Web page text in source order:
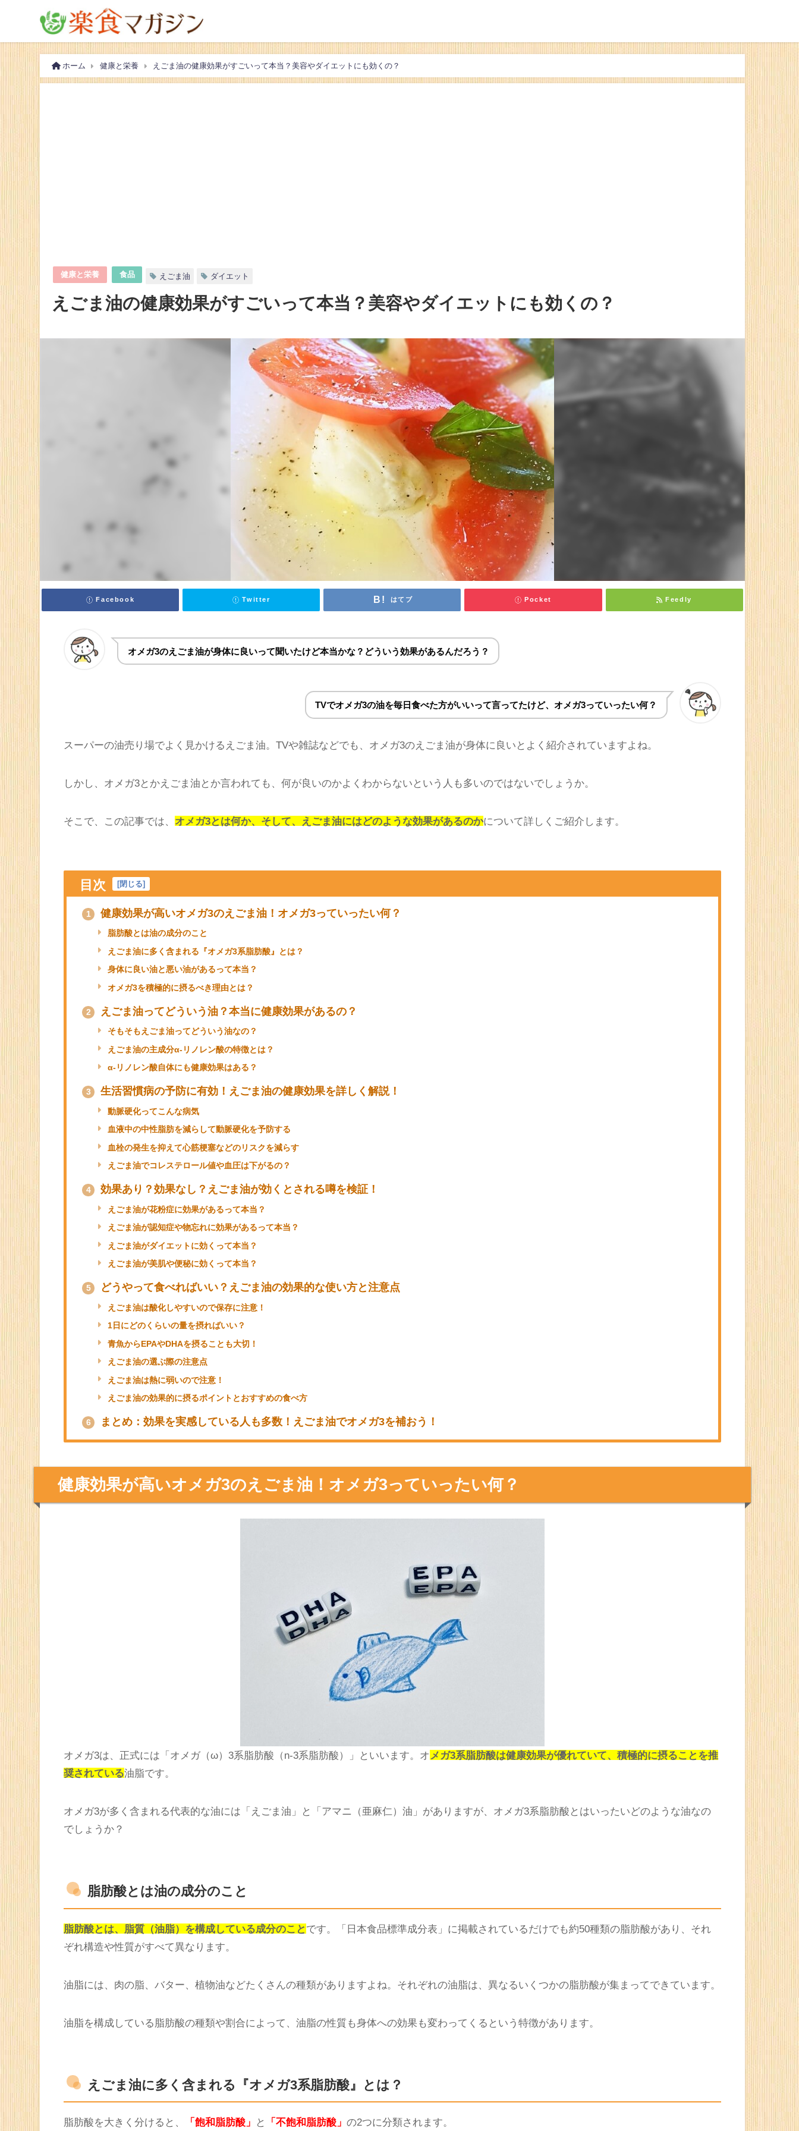
ホーム 健康と栄養 えごま油の健康効果がすごいって本当？美容やダイエットにも効くの？
健康と栄養 食品 えごま油 ダイエット
えごま油の健康効果がすごいって本当？美容やダイエットにも効くの？
Facebook Twitter はてブ Pocket Feedly
オメガ3のえごま油が身体に良いって聞いたけど本当かな？どういう効果があるんだろう？
TVでオメガ3の油を毎日食べた方がいいって言ってたけど、オメガ3っていったい何？
スーパーの油売り場でよく見かけるえごま油。TVや雑誌などでも、オメガ3のえごま油が身体に良いとよく紹介されていますよね。
しかし、オメガ3とかえごま油とか言われても、何が良いのかよくわからないという人も多いのではないでしょうか。
そこで、この記事では、 オメガ3とは何か、そして、えごま油にはどのような効果があるのかについて詳しくご紹介します。
目次 [閉じる]
1 健康効果が高いオメガ3のえごま油！オメガ3っていったい何？
脂肪酸とは油の成分のこと
えごま油に多く含まれる『オメガ3系脂肪酸』とは？
身体に良い油と悪い油があるって本当？
オメガ3を積極的に摂るべき理由とは？
2 えごま油ってどういう油？本当に健康効果があるの？
そもそもえごま油ってどういう油なの？
えごま油の主成分α-リノレン酸の特徴とは？
α-リノレン酸自体にも健康効果はある？
3 生活習慣病の予防に有効！えごま油の健康効果を詳しく解説！
動脈硬化ってこんな病気
血液中の中性脂肪を減らして動脈硬化を予防する
血栓の発生を抑えて心筋梗塞などのリスクを減らす
えごま油でコレステロール値や血圧は下がるの？
4 効果あり？効果なし？えごま油が効くとされる噂を検証！
えごま油が花粉症に効果があるって本当？
えごま油が認知症や物忘れに効果があるって本当？
えごま油がダイエットに効くって本当？
えごま油が美肌や便秘に効くって本当？
5 どうやって食べればいい？えごま油の効果的な使い方と注意点
えごま油は酸化しやすいので保存に注意！
1日にどのくらいの量を摂ればいい？
青魚からEPAやDHAを摂ることも大切！
えごま油の選ぶ際の注意点
えごま油は熱に弱いので注意！
えごま油の効果的に摂るポイントとおすすめの食べ方
6 まとめ：効果を実感している人も多数！えごま油でオメガ3を補おう！
健康効果が高いオメガ3のえごま油！オメガ3っていったい何？
オメガ3は、正式には「オメガ（ω）3系脂肪酸（n-3系脂肪酸）」といいます。オ メガ3系脂肪酸は健康効果が優れていて、積極的に摂ることを推
奨されている油脂です。
オメガ3が多く含まれる代表的な油には「えごま油」と「アマニ（亜麻仁）油」がありますが、オメガ3系脂肪酸とはいったいどのような油なの
でしょうか？
脂肪酸とは油の成分のこと
脂肪酸とは、脂質（油脂）を構成している成分のこと です。「日本食品標準成分表」に掲載されているだけでも約50種類の脂肪酸があり、それ
ぞれ構造や性質がすべて異なります。
油脂には、肉の脂、バター、植物油などたくさんの種類がありますよね。それぞれの油脂は、異なるいくつかの脂肪酸が集まってできています。
油脂を構成している脂肪酸の種類や割合によって、油脂の性質も身体への効果も変わってくるという特徴があります。
えごま油に多く含まれる『オメガ3系脂肪酸』とは？
脂肪酸を大きく分けると、 「飽和脂肪酸」 と 「不飽和脂肪酸」の2つに分類されます。